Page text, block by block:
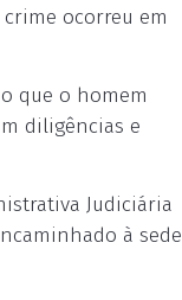
ocorreu em
que o homem
diligências e
Judiciária
à sede